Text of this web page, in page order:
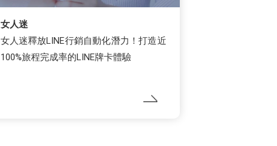
女人迷
女人迷釋放LINE行銷自動化潛力！打造近
100%旅程完成率的LINE牌卡體驗